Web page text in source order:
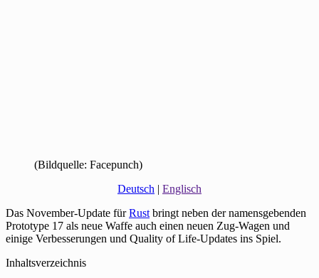
(Bildquelle: Facepunch)
Deutsch | Englisch
Das November-Update fürRust bringt neben der namensgebenden
Prototype 17 als neue Waffe auch einen neuen Zug-Wagen und
einige Verbesserungen und Quality of Life-Updates ins Spiel.
Inhaltsverzeichnis